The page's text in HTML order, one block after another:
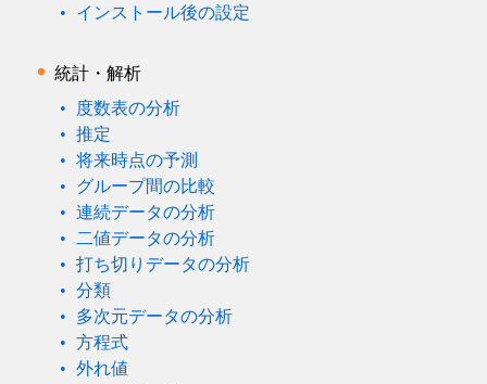
インストール後の設定
統計・解析
度数表の分析
推定
将来時点の予測
グループ間の比較
連続データの分析
二値データの分析
打ち切りデータの分析
分類
多次元データの分析
方程式
外れ値